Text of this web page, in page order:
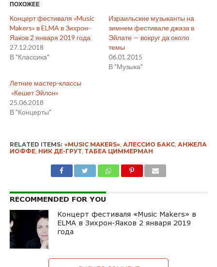
ПОХОЖЕЕ
Концерт фестиваля «Music
Makers» в ELMA в Зихрон-
Яаков 2 января 2019 года
27.12.2018
В "Классика"
Израильские музыканты на
зимнем фестивале джаза в
Эйлате — вокруг да около
темы
06.01.2015
В "Музыка"
Летние мастер-классы
«Кешет Эйлон»
25.06.2018
В "Концерты"
RELATED ITEMS: «MUSIC MAKERS», АЛЕССИО БАКС, АНЖЕЛА
ИОФФЕ, НИК ДЕ-ГРУТ, ТАБЕА ЦИММЕРМАН
RECOMMENDED FOR YOU
Концерт фестиваля «Music Makers» в
ELMA в Зихрон-Яаков 2 января 2019
года